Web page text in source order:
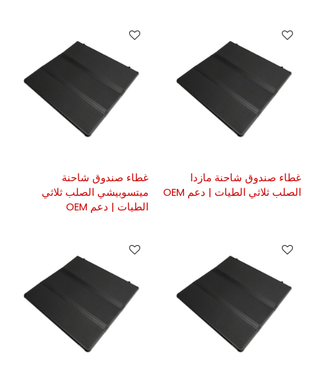
غطاء صندوق شاحنة مازدا
الصلب ثلاثي الطيات | دعم OEM
غطاء صندوق شاحنة
ميتسوبيشي الصلب ثلاثي
الطيات | دعم OEM